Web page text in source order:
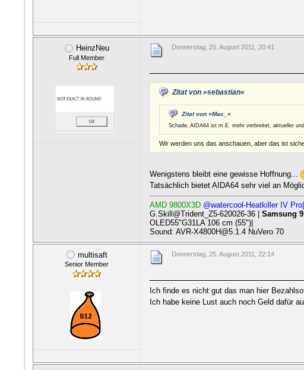
HeinzNeu
Full Member
Donnerstag, 25. August 2011, 20:41
Zitat von »sebastian«
Zitat von »Mac_«
Schade, AIDA64 ist m.E. mehr verbreitet, aktueller
Wir werden uns das anschauen, aber das ist
Wenigstens bleibt eine gewisse Hoffnung...
Tatsächlich bietet AIDA64 sehr viel an
AMD 9800X3D @watercool-Heatkiller IV
G.Skill@Trident_Z5-620026-36 |Samsung
OLED55"G31LA 106 cm (55")|
Sound: AVR-X4800H@5.1.4 NuVero 70
multisaft
Senior Member
Donnerstag, 25. August 2011, 22:14
Ich finde es nicht gut das man hier
Ich habe keine Lust auch noch Geld dafür